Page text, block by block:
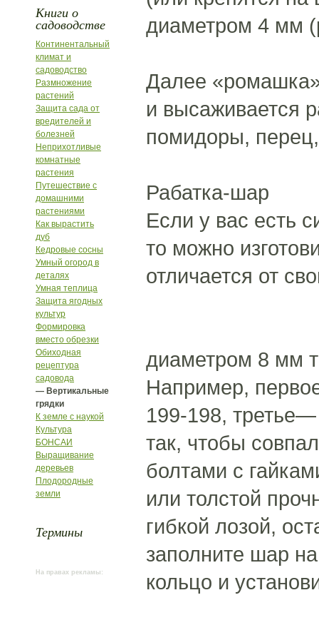
Книги о
садоводстве
Континентальный
климат и
садоводство
Размножение
растений
Защита сада от
вредителей и
болезней
Неприхотливые
комнатные
растения
Путешествие с
домашними
растениями
Как вырастить
дуб
Кедровые сосны
Умный огород в
деталях
Умная теплица
Защита ягодных
культур
Формировка
вместо обрезки
Обиходная
рецептура
садовода
— Вертикальные
грядки
К земле с наукой
Культура
БОНСАИ
Выращивание
деревьев
Плодородные
земли
Термины
На правах рекламы:
диаметром 4 мм
Далее «ромашка»
и высаживается
помидоры,
Рабатка-шар
Если у вас есть
то можно
отличается от
диаметром 8 мм
Например,
199-198,
так, чтобы
болтами с
или толстой
гибкой лозой,
заполните шар
кольцо и